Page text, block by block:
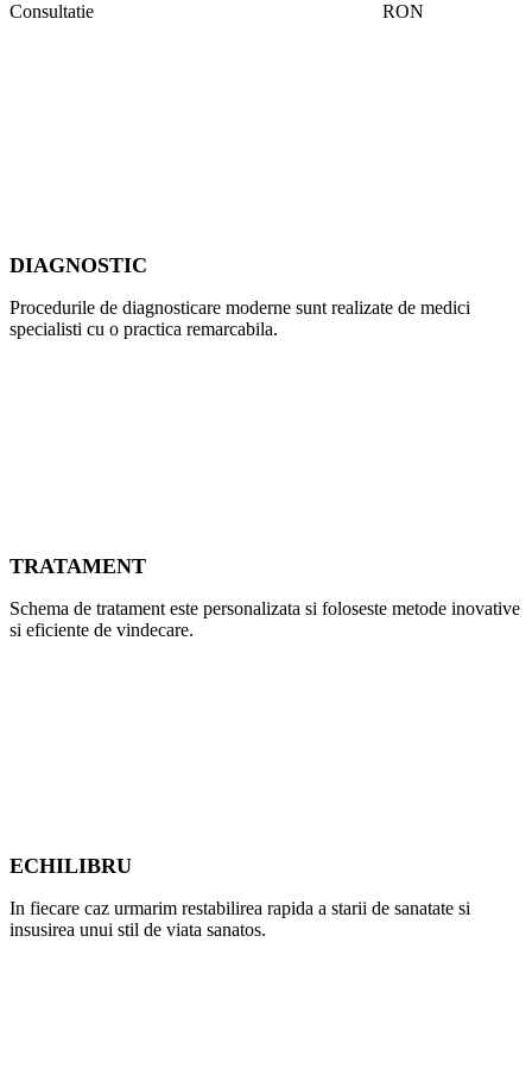
Consultatie RON
DIAGNOSTIC
Procedurile de diagnosticare moderne sunt realizate de medici
specialisti cu o practica remarcabila.
TRATAMENT
Schema de tratament este personalizata si foloseste metode inovative
si eficiente de vindecare.
ECHILIBRU
In fiecare caz urmarim restabilirea rapida a starii de sanatate si
insusirea unui stil de viata sanatos.